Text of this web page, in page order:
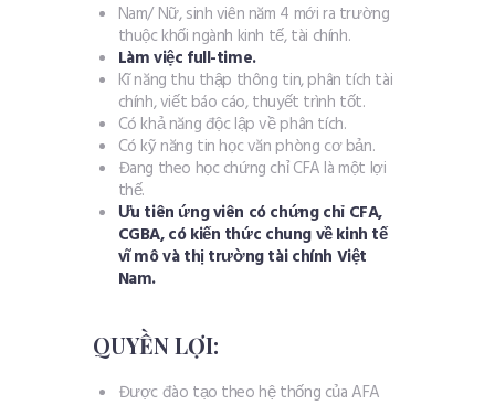
Nam/ Nữ, sinh viên năm 4 mới ra trường
thuộc khối ngành kinh tế, tài chính.
Làm việc full-time.
Kĩ năng thu thập thông tin, phân tích tài
chính, viết báo cáo, thuyết trình tốt.
Có khả năng độc lập về phân tích.
Có kỹ năng tin học văn phòng cơ bản.
Đang theo học chứng chỉ CFA là một lợi
thế.
Ưu tiên ứng viên có chứng chỉ CFA,
CGBA, có kiến thức chung về kinh tế
vĩ mô và thị trường tài chính Việt
Nam.
QUYỀN LỢI:
Được đào tạo theo hệ thống của AFA